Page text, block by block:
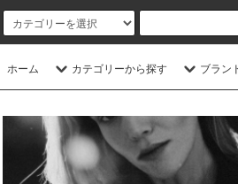
ホーム カテゴリーから探す ブラン